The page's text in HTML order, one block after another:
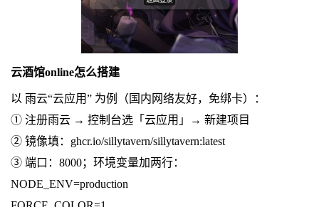
云酒馆online怎么搭建
以 雨云“云应用” 为例（国内网络友好，免绑卡）：
① 注册雨云 → 控制台选「云应用」→ 新建项目
② 镜像填：ghcr.io/sillytavern/sillytavern:latest
③ 端口：8000；环境变量加两行：
NODE_ENV=production